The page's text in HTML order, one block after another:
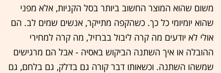
משום שהוא המוצר החשוב ביותר בסל הקניות, אלא מפני
שהוא יומיומי כל כך. כשהקפה מתייקר, אנשים שמים לב. הם
אולי לא יודעים מה קרה ליבול בברזיל, מה קרה למחירי
ההובלה או איך השתנה הביקוש באסיה - אבל הם מרגישים
שמשהו השתנה. וכשאותו דבר קורה גם בדלק, גם בלחם, גם